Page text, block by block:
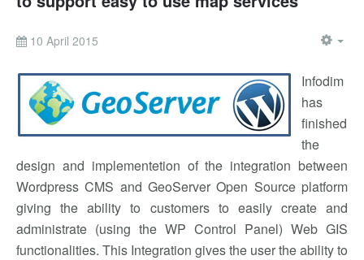
10 April 2015
Infodim
has
finished
the
design and implementetion of the integration between
Wordpress CMS and GeoServer Open Source platform
giving the ability to customers to easily create and
administrate (using the WP Control Panel) Web GIS
functionalities. This Integration gives the user the ability to